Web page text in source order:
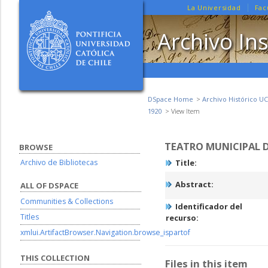
La Universidad
Archivo
DSpace Home
Archivo Histórico UC
1920
View Item
TEATRO MUNICIPAL
Title:
Abstract:
Identificador del
recurso:
Files in this item
BROWSE
Archivo de Bibliotecas
ALL OF DSPACE
Communities & Collections
Titles
xmlui.ArtifactBrowser.Navigation.browse_ispartof
THIS COLLECTION